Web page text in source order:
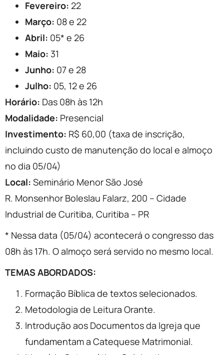
Fevereiro: 22
Março: 08 e 22
Abril: 05* e 26
Maio: 31
Junho: 07 e 28
Julho: 05, 12 e 26
Horário: Das 08h às 12h
Modalidade: Presencial
Investimento: R$ 60,00 (taxa de inscrição,
incluindo custo de manutenção do local e almoço
no dia 05/04)
Local: Seminário Menor São José
R. Monsenhor Boleslau Falarz, 200 – Cidade
Industrial de Curitiba, Curitiba – PR
* Nessa data (05/04) acontecerá o congresso das
08h às 17h. O almoço será servido no mesmo local.
TEMAS ABORDADOS:
Formação Bíblica de textos selecionados.
Metodologia de Leitura Orante.
Introdução aos Documentos da Igreja que
fundamentam a Catequese Matrimonial.